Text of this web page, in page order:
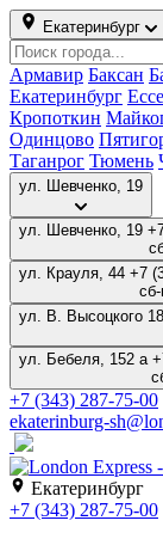
Екатеринбург
Армавир Баксан
Екатеринбург
Кропоткин
Одинцово
Таганрог Тюмень
ул. Крауля, 44
ул. Шевченко, 19
ул. Крауля, 44 +7
ул. В. Высоцкого
ул. Бебеля, 152 а
+7 (343) 287-60-07
ekaterinburg-
Екатеринбург
+7 (343) 287-60-07